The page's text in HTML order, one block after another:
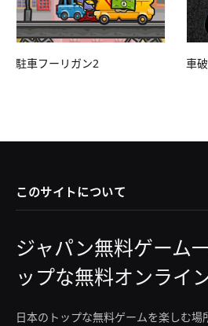
駐車フーリガン2 車
このサイトについて
ジャパン無料ゲーム
ップな無料オンライ
日本のトップな無料ゲームを楽しむ